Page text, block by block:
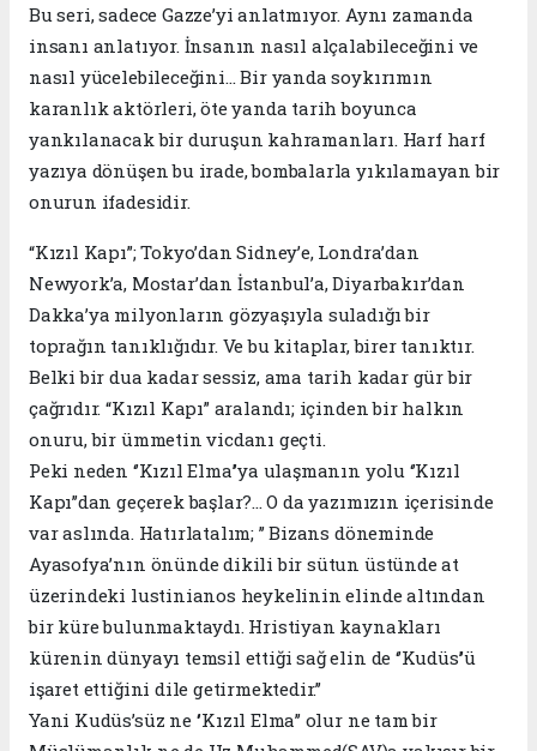
Bu seri, sadece Gazze’yi anlatmıyor. Aynı zamanda
insanı anlatıyor. İnsanın nasıl alçalabileceğini ve
nasıl yücelebileceğini… Bir yanda soykırımın
karanlık aktörleri, öte yanda tarih boyunca
yankılanacak bir duruşun kahramanları. Harf harf
yazıya dönüşen bu irade, bombalarla yıkılamayan bir
onurun ifadesidir.
“Kızıl Kapı”; Tokyo’dan Sidney’e, Londra’dan
Newyork’a, Mostar’dan İstanbul’a, Diyarbakır’dan
Dakka’ya milyonların gözyaşıyla suladığı bir
toprağın tanıklığıdır. Ve bu kitaplar, birer tanıktır.
Belki bir dua kadar sessiz, ama tarih kadar gür bir
çağrıdır. “Kızıl Kapı” aralandı; içinden bir halkın
onuru, bir ümmetin vicdanı geçti.
Peki neden ‘’Kızıl Elma’’ya ulaşmanın yolu ‘’Kızıl
Kapı’’dan geçerek başlar?... O da yazımızın içerisinde
var aslında. Hatırlatalım; ’’ Bizans döneminde
Ayasofya’nın önünde dikili bir sütun üstünde at
üzerindeki lustinianos heykelinin elinde altından
bir küre bulunmaktaydı. Hristiyan kaynakları
kürenin dünyayı temsil ettiği sağ elin de ‘’Kudüs’’ü
işaret ettiğini dile getirmektedir.’’
Yani Kudüs’süz ne ‘’Kızıl Elma’’ olur ne tam bir